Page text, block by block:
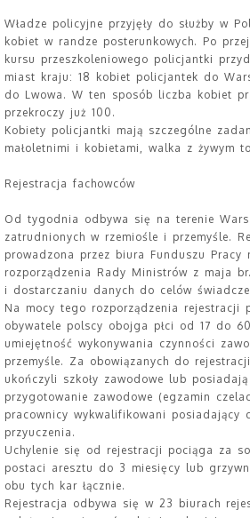
Władze policyjne przyjęły do służby w
kobiet w randze posterunkowych. Po
kursu przeszkoleniowego policjantki
miast kraju: 18 kobiet policjantek do
do Lwowa. W ten sposób liczba kobiet
przekroczy już 100.
Kobiety policjantki mają szczególne
małoletnimi i kobietami, walka z żywym
Rejestracja fachowców
Od tygodnia odbywa się na terenie
zatrudnionych w rzemiośle i przemyśle.
prowadzona przez biura Funduszu Pracy
rozporządzenia Rady Ministrów z maja
i dostarczaniu danych do celów
Na mocy tego rozporządzenia rejestracji
obywatele polscy obojga płci od 17 do
umiejętność wykonywania czynności
przemyśle. Za obowiązanych do
ukończyli szkoły zawodowe lub
przygotowanie zawodowe (egzamin
pracownicy wykwalifikowani posiadający
przyuczenia.
Uchylenie się od rejestracji pociąga za
postaci aresztu do 3 miesięcy lub
obu tych kar łącznie.
Rejestracja odbywa się w 23 biurach